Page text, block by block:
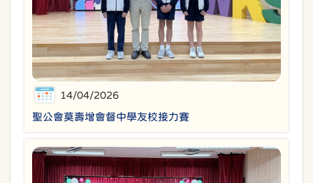
14/04/2026
聖公會莫壽增會督中學友校接力賽